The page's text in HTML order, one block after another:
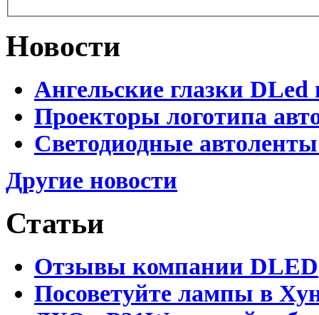
Новости
Ангельские глазки DLed
Проекторы логотипа
Светодиодные
Другие новости
Статьи
Отзывы компании DLED
Посоветуйте лампы в